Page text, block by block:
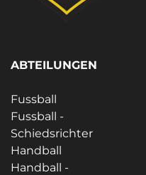
ABTEILUNGEN
Fussball
Fussball -
Schiedsrichter
Handball
Handball -